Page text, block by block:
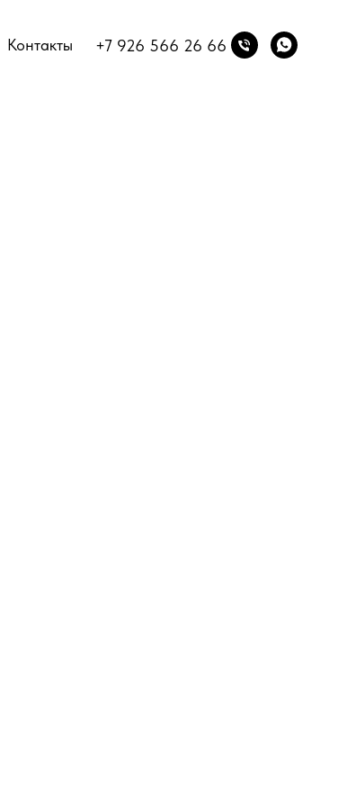
Контакты +7 926 566 26 66